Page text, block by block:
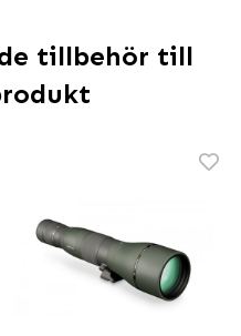
tillbehör till